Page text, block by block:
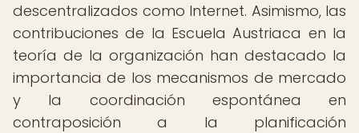
descentralizados como Internet. Asimismo, las
contribuciones de la Escuela Austriaca en la
teoría de la organización han destacado la
importancia de los mecanismos de mercado
y la coordinación espontánea en
contraposición a la planificación